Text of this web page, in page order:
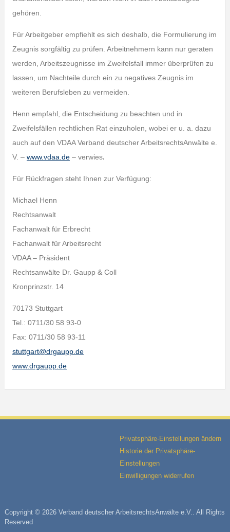
gehören.
Für Arbeitgeber empfiehlt es sich deshalb, die Formulierung im
Zeugnis sorgfältig zu prüfen. Arbeitnehmern kann nur geraten
werden, Arbeitszeugnisse im Zweifelsfall immer überprüfen zu
lassen, um Nachteile durch ein zu negatives Zeugnis im
weiteren Berufsleben zu vermeiden.
Henn empfahl, die Entscheidung zu beachten und in
Zweifelsfällen rechtlichen Rat einzuholen, wobei er u. a. dazu
auch auf den VDAA Verband deutscher ArbeitsrechtsAnwälte e.
V. – www.vdaa.de– verwies.
Für Rückfragen steht Ihnen zur Verfügung:
Michael Henn
Rechtsanwalt
Fachanwalt für Erbrecht
Fachanwalt für Arbeitsrecht
VDAA – Präsident
Rechtsanwälte Dr. Gaupp & Coll
Kronprinzstr. 14
70173 Stuttgart
Tel.: 0711/30 58 93-0
Fax: 0711/30 58 93-11
stuttgart@drgaupp.de
www.drgaupp.de
Privatsphäre-Einstellungen ändern
Historie der Privatsphäre-
Einstellungen
Einwilligungen widerrufen
Copyright © 2026 Verband deutscher ArbeitsrechtsAnwälte e.V.. All Rights
Reserved